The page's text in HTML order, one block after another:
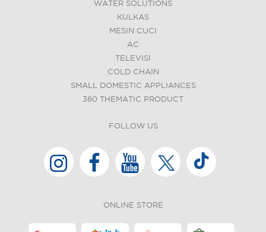
WATER SOLUTIONS
KULKAS
MESIN CUCI
AC
TELEVISI
COLD CHAIN
SMALL DOMESTIC APPLIANCES
360 THEMATIC PRODUCT
FOLLOW US
ONLINE STORE